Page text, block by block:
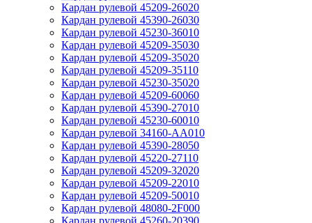
Кардан рулевой 45209-26020
Кардан рулевой 45390-26030
Кардан рулевой 45230-36010
Кардан рулевой 45209-35030
Кардан рулевой 45209-35020
Кардан рулевой 45209-35110
Кардан рулевой 45230-35020
Кардан рулевой 45209-60060
Кардан рулевой 45390-27010
Кардан рулевой 45230-60010
Кардан рулевой 34160-AA010
Кардан рулевой 45390-28050
Кардан рулевой 45220-27110
Кардан рулевой 45209-32020
Кардан рулевой 45209-22010
Кардан рулевой 45209-50010
Кардан рулевой 48080-2F000
Кардан рулевой 45260-20390